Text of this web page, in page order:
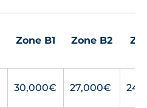
Zone B1 Zone B2
30,000€ 27,000€